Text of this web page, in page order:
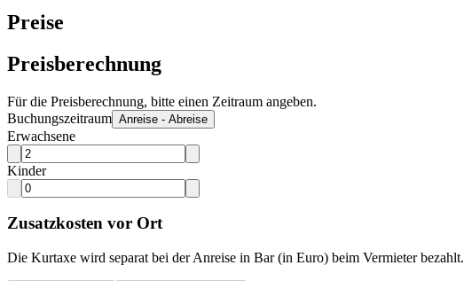
Preise
Preisberechnung
Für die Preisberechnung, bitte einen Zeitraum angeben.
Buchungszeitraum Anreise - Abreise
Erwachsene
Kinder
Zusatzkosten vor Ort
Die Kurtaxe wird separat bei der Anreise in Bar (in Euro) beim Vermieter bezahlt.